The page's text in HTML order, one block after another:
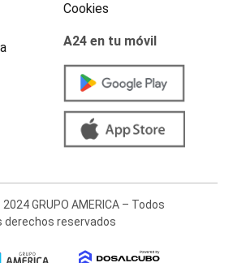
Cookies
A24 en tu móvil
GRUPO AMERICA – Todos
derechos reservados